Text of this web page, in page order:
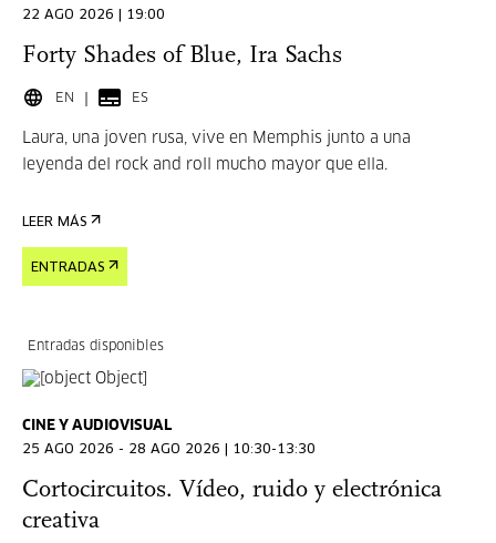
22 AGO 2026 | 19:00
Forty Shades of Blue, Ira Sachs
EN ES
Laura, una joven rusa, vive en Memphis junto a una
leyenda del rock and roll mucho mayor que ella.
LEER MÁS
ENTRADAS
Entradas disponibles
CINE Y AUDIOVISUAL
25 AGO 2026 - 28 AGO 2026 | 10:30-13:30
Cortocircuitos. Vídeo, ruido y electrónica
creativa